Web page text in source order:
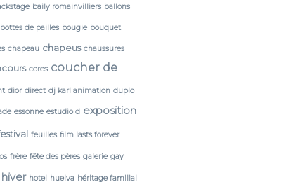
baily romainvilliers ballons
bottes de pailles bougie bouquet
chapeau chapeus chaussures
cores coucher de
dior direct dj karl animation duplo
essonne estudio d exposition
feuilles film lasts forever
frère fête des pères galerie gay
hiver hotel huelva héritage familial